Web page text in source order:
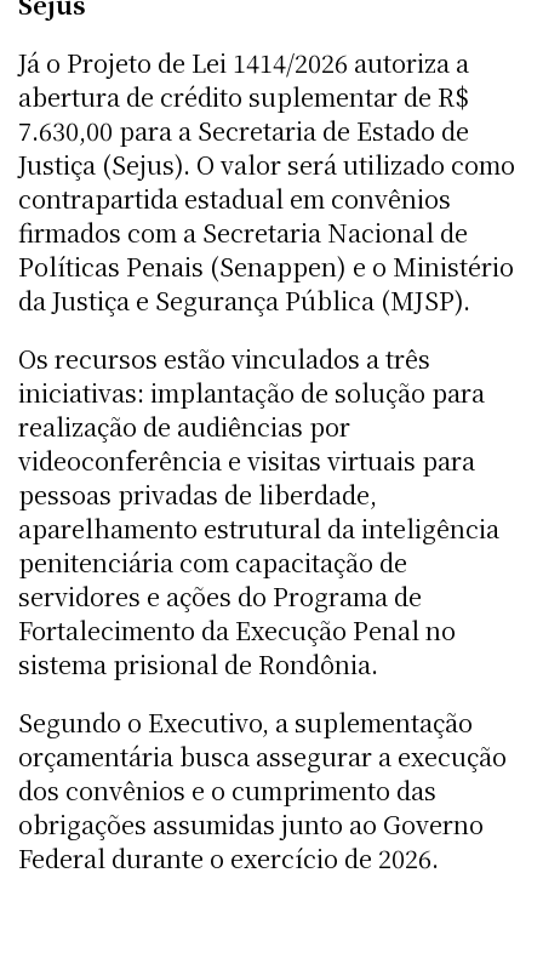
Já o Projeto de Lei 1414/2026 autoriza a
abertura de crédito suplementar de R$
7.630,00 para a Secretaria de Estado de
Justiça (Sejus). O valor será utilizado como
contrapartida estadual em convênios
firmados com a Secretaria Nacional de
Políticas Penais (Senappen) e o Ministério
da Justiça e Segurança Pública (MJSP).
Os recursos estão vinculados a três
iniciativas: implantação de solução para
realização de audiências por
videoconferência e visitas virtuais para
pessoas privadas de liberdade,
aparelhamento estrutural da inteligência
penitenciária com capacitação de
servidores e ações do Programa de
Fortalecimento da Execução Penal no
sistema prisional de Rondônia.
Segundo o Executivo, a suplementação
orçamentária busca assegurar a execução
dos convênios e o cumprimento das
obrigações assumidas junto ao Governo
Federal durante o exercício de 2026.